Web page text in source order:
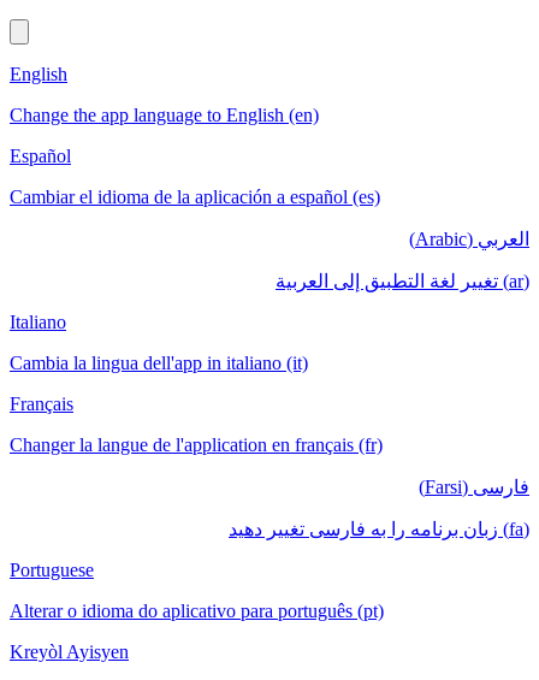
English
Change the app language to English (en)
Español
Cambiar el idioma de la aplicación a español (es)
العربي (Arabic)
(ar) تغيير لغة التطبيق إلى العربية
Italiano
Cambia la lingua dell'app in italiano (it)
Français
Changer la langue de l'application en français (fr)
فارسی (Farsi)
(fa) زبان برنامه را به فارسی تغییر دهید
Portuguese
Alterar o idioma do aplicativo para português (pt)
Kreyòl Ayisyen